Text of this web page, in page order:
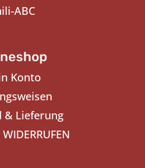
ABC
Konto
& Lieferung